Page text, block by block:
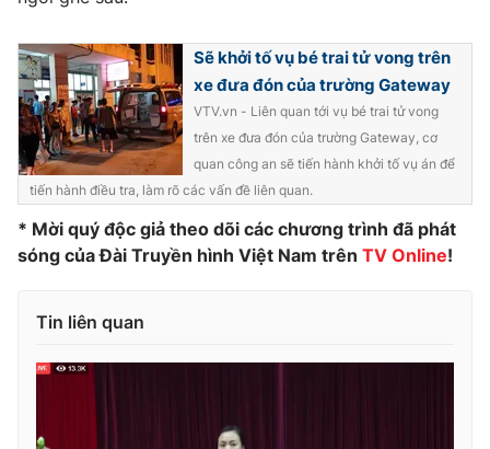
Ðiện thoại Thời báo VTV:
Email:toasoan@vtv.vn
Liên hệ quảng cáo:
024-7300.7108
Sẽ khởi tố vụ bé trai tử vong trên
xe đưa đón của trường Gateway
VTV.vn - Liên quan tới vụ bé trai tử vong
trên xe đưa đón của trường Gateway, cơ
quan công an sẽ tiến hành khởi tố vụ án để
tiến hành điều tra, làm rõ các vấn đề liên quan.
* Mời quý độc giả theo dõi các chương trình đã phát
sóng của Đài Truyền hình Việt Nam trên TV Online!
Tin liên quan